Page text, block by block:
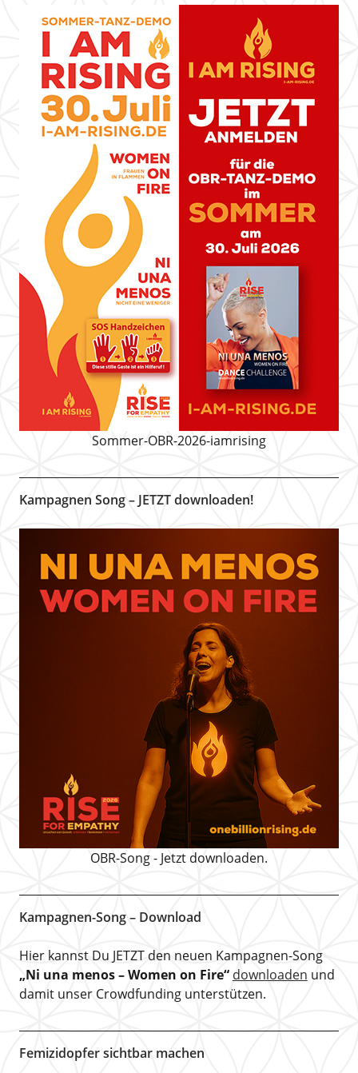
Sommer-OBR-2026-iamrising
Kampagnen Song – JETZT downloaden!
OBR-Song - Jetzt downloaden.
Kampagnen-Song – Download
Hier kannst Du JETZT den neuen Kampagnen-Song
„Ni una menos – Women on Fire“ downloaden und
damit unser Crowdfunding unterstützen.
Femizidopfer sichtbar machen